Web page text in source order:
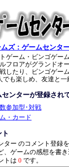
ズ：ゲームセンタ
ゲーム・ビンゴゲー
フロアがグランドオ
戦したり、ビンゴゲー
でも楽しめ、友達と
ンターが登録され
参加型･対戦
・カード
ター のコメント登録
、ゲームの感想を書
トは 0 です。